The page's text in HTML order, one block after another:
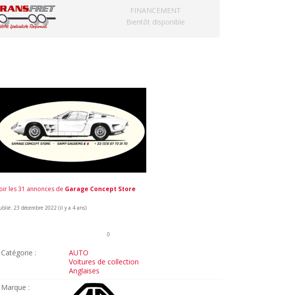
FINANCEMENT
Bientôt disponible
les 31 annonces de Garage Concept Store
23 décembre 2022 (il y a 4 ans)
0
Catégorie :
AUTO
Voitures de collection
Anglaises
Marque :